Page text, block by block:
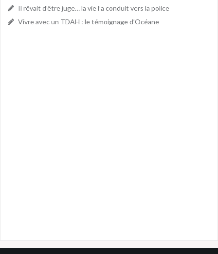
Il rêvait d’être juge… la vie l’a conduit vers la police
Vivre avec un TDAH : le témoignage d’Océane